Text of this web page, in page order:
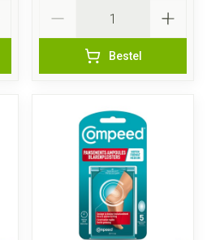
Bestel